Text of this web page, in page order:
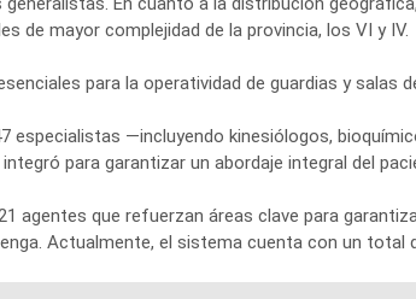
de mayor complejidad de la provincia, los VI y IV.
para la operatividad de guardias y salas
especialistas —incluyendo kinesiólogos,
para garantizar un abordaje integral del
agentes que refuerzan áreas clave para
Actualmente, el sistema cuenta con un total